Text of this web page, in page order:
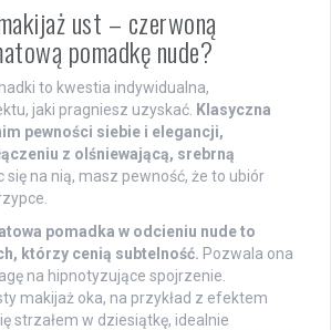
ust – czerwoną
pomadkę nude?
to kwestia indywidualna,
jaki pragniesz uzyskać. Klasyczna
pewności siebie i elegancji,
z olśniewającą, srebrną
się na nią, masz pewność, że to ubiór
pomadka w odcieniu nude to
którzy cenią subtelność. Pozwala ona
na hipnotyzujące spojrzenie.
makijaż oka, na przykład z efektem
strzałem w dziesiątkę, idealnie